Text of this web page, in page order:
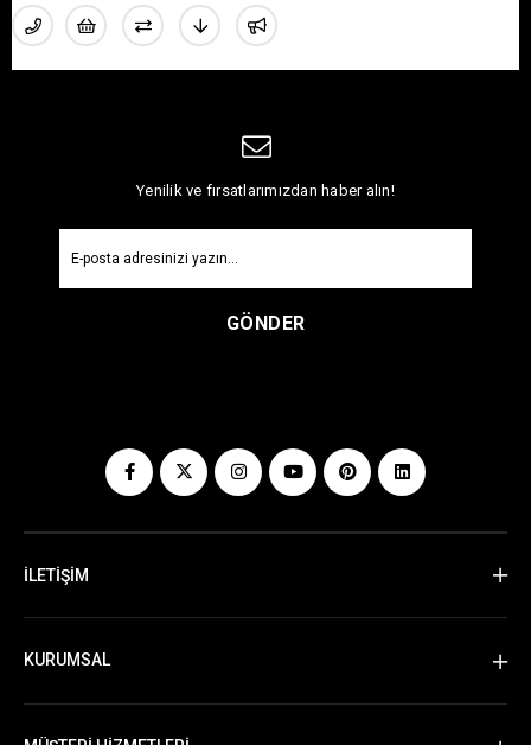
Yenilik ve fırsatlarımızdan haber alın!
GÖNDER
İLETİŞİM
KURUMSAL